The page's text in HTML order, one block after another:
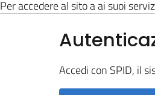
Per accedere al sito a ai suoi
Accedi con SPID, il